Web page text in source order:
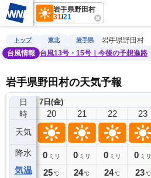
岩手県野田村
31/21
雨雲レーダー 台風情報 地震情報
トップ 東北 岩手県
岩手県野田村
台風情報
台風13号・15号｜今後の予想進路
岩手県野田村の天気予報
日
時
天気
降水
気温
7日(金)
19
0ミリ
25℃
20
0 ミリ
25℃
21
0 ミリ
24℃
22
0 ミリ
24℃
23
0 ミリ
23 ℃